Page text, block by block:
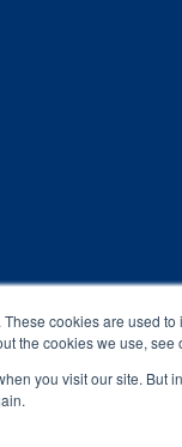
cookies are used
the cookies we use, see
you visit our site. But